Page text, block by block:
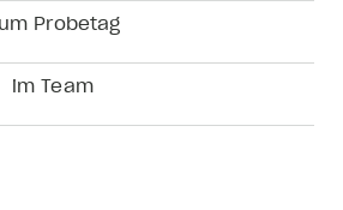
Probetag
im Team